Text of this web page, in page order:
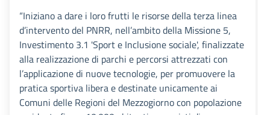
“Iniziano a dare i loro frutti le risorse della terza linea
d’intervento del PNRR, nell’ambito della Missione 5,
Investimento 3.1 'Sport e Inclusione sociale', finalizzate
alla realizzazione di parchi e percorsi attrezzati con
l’applicazione di nuove tecnologie, per promuovere la
pratica sportiva libera e destinate unicamente ai
Comuni delle Regioni del Mezzogiorno con popolazione